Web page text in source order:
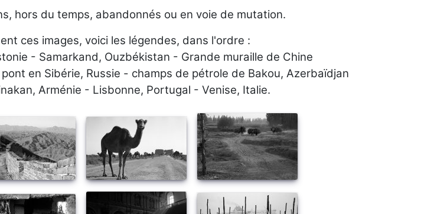
hors du temps, abandonnés ou en voie de mutation.
ces images, voici les légendes, dans l'ordre :
- Samarkand, Ouzbékistan - Grande muraille de Chine
en Sibérie, Russie - champs de pétrole de Bakou, Azerbaïdjan
Arménie - Lisbonne, Portugal - Venise, Italie.